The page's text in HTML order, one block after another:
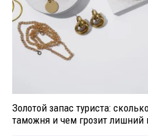
Золотой запас туриста:
таможня и чем грозит лишний